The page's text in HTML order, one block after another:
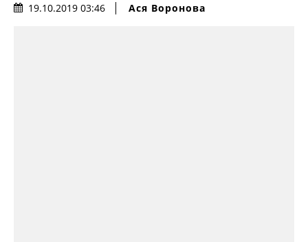
19.10.2019 03:46 Ася Воронова